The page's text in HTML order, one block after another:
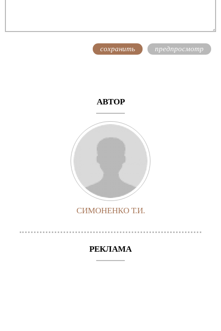
АВТОР
СИМОНЕНКО Т.И.
РЕКЛАМА